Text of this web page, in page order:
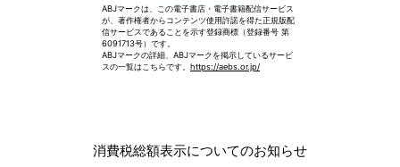
ABJマークは、この電子書店・電子書籍配信サービス
が、著作権者からコンテンツ使用許諾を得た正規版配
信サービスであることを示す登録商標（登録番号 第
6091713号）です。
ABJマークの詳細、ABJマークを掲示しているサービ
スの一覧はこちらです。 https://aebs.or.jp/
消費税総額表示についてのお知らせ